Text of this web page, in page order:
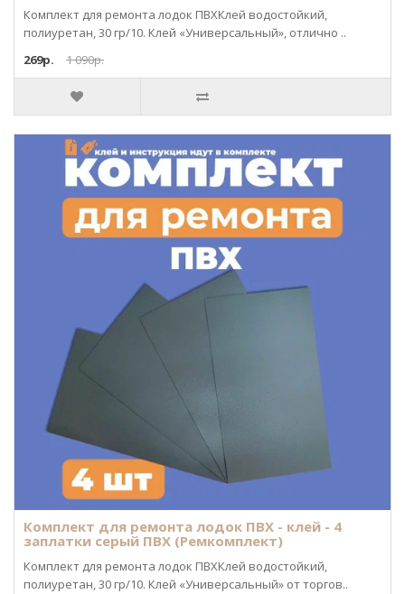
Комплект для ремонта лодок ПВХКлей водостойкий,
полиуретан, 30 гр/10. Клей «Универсальный», отлично ..
269р.
1 090р.
Комплект для ремонта лодок ПВХ - клей - 4
заплатки серый ПВХ (Ремкомплект)
Комплект для ремонта лодок ПВХКлей водостойкий,
полиуретан, 30 гр/10. Клей «Универсальный» от торгов..